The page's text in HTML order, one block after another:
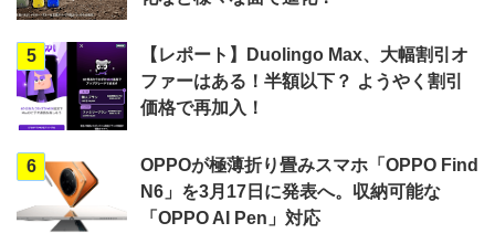
5
【レポート】Duolingo Max、大幅割引オ
ファーはある！半額以下？ ようやく割引
価格で再加入！
6
OPPOが極薄折り畳みスマホ「OPPO Find
N6」を3月17日に発表へ。収納可能な
「OPPO AI Pen」対応